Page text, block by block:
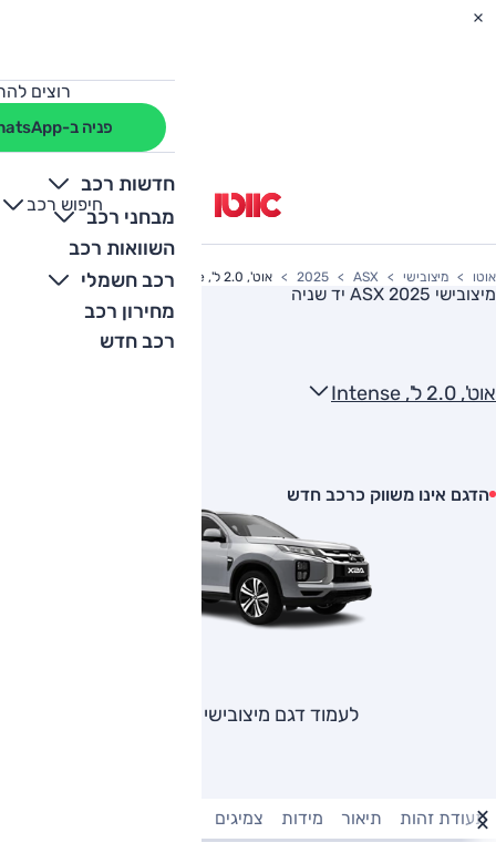
רוצים
פניה ב-WhatsApp
חדשות רכב
מבחני רכב
השוואות רכב
רכב חשמלי
מחירון רכב
רכב חדש
חיפוש רכב
+
-
אוטו מיצובישי ASX
2025 אוט', 2.0 ל', Intense
מיצובישי ASX 2025 יד שניה
אוט', 2.0 ל', Intense
הדגם אינו משווק כרכב חדש
לעמוד דגם מיצובישי ASX
תעודת זהות תיאור מידות צמיגים